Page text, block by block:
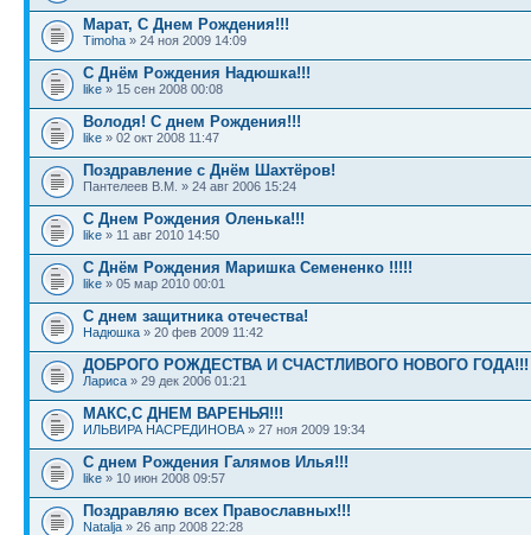
Марат, С Днем Рождения!!!
Timoha » 24 ноя 2009 14:09
С Днём Рождения Надюшка!!!
like » 15 сен 2008 00:08
Володя! С днем Рождения!!!
like » 02 окт 2008 11:47
Поздравление с Днём Шахтёров!
Пантелеев В.М. » 24 авг 2006 15:24
С Днем Рождения Оленька!!!
like » 11 авг 2010 14:50
С Днём Рождения Маришка Семененко !!!!!
like » 05 мар 2010 00:01
С днем защитника отечества!
Надюшка » 20 фев 2009 11:42
ДОБРОГО РОЖДЕСТВА И СЧАСТЛИВОГО НОВОГО ГОДА!!!
Лариса » 29 дек 2006 01:21
МАКС,С ДНЕМ ВАРЕНЬЯ!!!
ИЛЬВИРА НАСРЕДИНОВА » 27 ноя 2009 19:34
С днем Рождения Галямов Илья!!!
like » 10 июн 2008 09:57
Поздравляю всех Православных!!!
Natalja » 26 апр 2008 22:28